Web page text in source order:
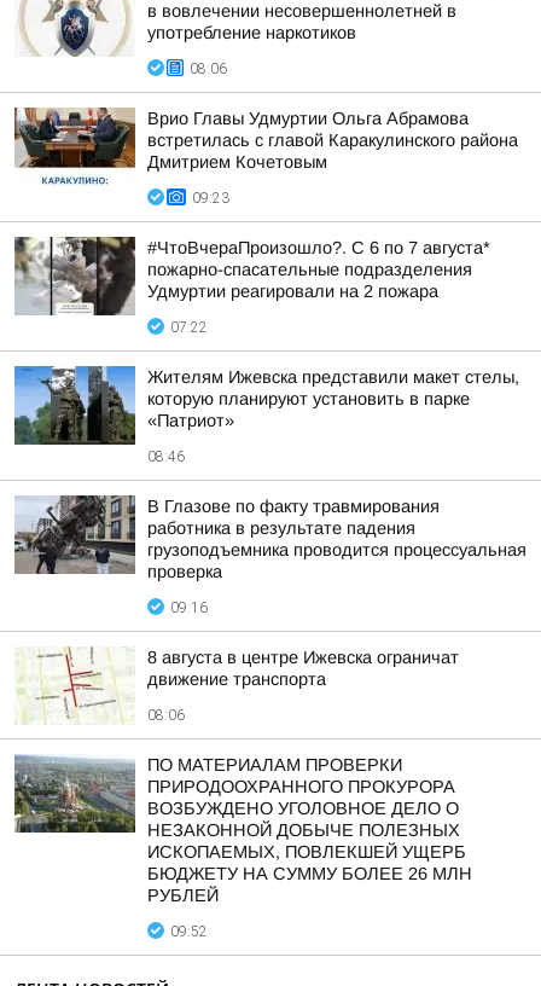
в вовлечении несовершеннолетней в
употребление наркотиков
08:06
Врио Главы Удмуртии Ольга Абрамова
встретилась с главой Каракулинского района
Дмитрием Кочетовым
09:23
#ЧтоВчераПроизошло?. С 6 по 7 августа*
пожарно-спасательные подразделения
Удмуртии реагировали на 2 пожара
07:22
Жителям Ижевска представили макет стелы,
которую планируют установить в парке
«Патриот»
08:46
В Глазове по факту травмирования
работника в результате падения
грузоподъемника проводится процессуальная
проверка
09:16
8 августа в центре Ижевска ограничат
движение транспорта
08:06
ПО МАТЕРИАЛАМ ПРОВЕРКИ
ПРИРОДООХРАННОГО ПРОКУРОРА
ВОЗБУЖДЕНО УГОЛОВНОЕ ДЕЛО О
НЕЗАКОННОЙ ДОБЫЧЕ ПОЛЕЗНЫХ
ИСКОПАЕМЫХ, ПОВЛЕКШЕЙ УЩЕРБ
БЮДЖЕТУ НА СУММУ БОЛЕЕ 26 МЛН
РУБЛЕЙ
09:52